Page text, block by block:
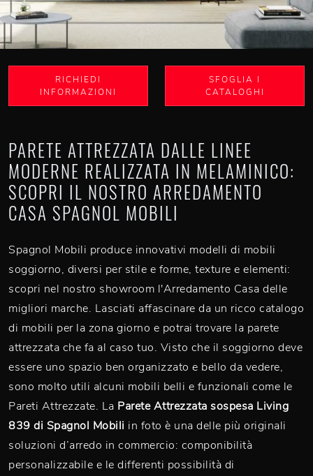
RICHIEDI
INFORMAZIONI
SFOGLIA I
CATALOGHI
PARETE ATTREZZATA DALLE LINEE
MODERNE REALIZZATA IN MELAMINICO:
SCOPRI IL NOSTRO ARREDAMENTO
CASA SPAGNOL MOBILI
Spagnol Mobili produce innovativi modelli di mobili
soggiorno, diversi per stile e forme, texture e elementi:
scopri nel nostro showroom l'Arredamento Casa delle
migliori marche. Lasciati affascinare da un ricco catalogo
di mobili per la zona giorno e potrai trovare la parete
attrezzata che fa al caso tuo. Visto che il soggiorno deve
essere uno spazio ben organizzato e bello da vedere,
sono molto utili alcuni mobili belli e funzionali come le
Pareti Attrezzate. La Parete Attrezzata sospesa Living
839 di Spagnol Mobili in foto è una delle più originali
soluzioni d’arredo in commercio: componibilità
personalizzabile e le differenti possibilità di